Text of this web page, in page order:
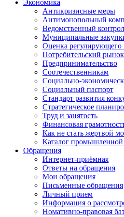
Экономика
Антикризисные меры
Антимонопольный
Ведомственный
Муниципальные
Оценка регулирующего
Потребительский рынок
Предпринимательство
Соотечественникам
Социально-
Социальный паспорт
Стандарт развития
Стратегическое
Труд и занятость
Финансовая
Как не стать жертвой
Каталог
Обращения
Интернет-приёмная
Ответы на обращения
Мои обращения
Письменные обращения
Личный прием
Информация о
Номативно-правовая